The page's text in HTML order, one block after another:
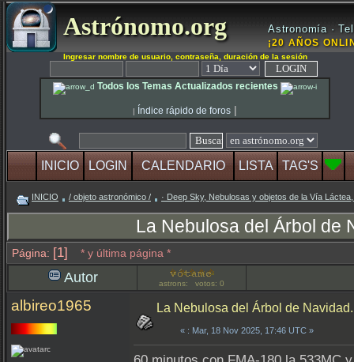
Astrónomo.org Astronomía ·
¡20 AÑOS
Ingresar nombre de usuario, contraseña, duración de la sesión
Todos los Temas Actualizados recientes
| Índice rápido de foros |
INICIO LOGIN CALENDARIO LISTA TAG'S
INICIO / objeto astronómico / · Deep Sky, Nebulosas y objetos de la Vía
La Nebulosa del Árbol de
Página: [1] * y última página *
Autor astrons: votos: 0
albireo1965 La Nebulosa del Árbol de
« : Mar, 18 Nov 2025, 17:46 UTC »